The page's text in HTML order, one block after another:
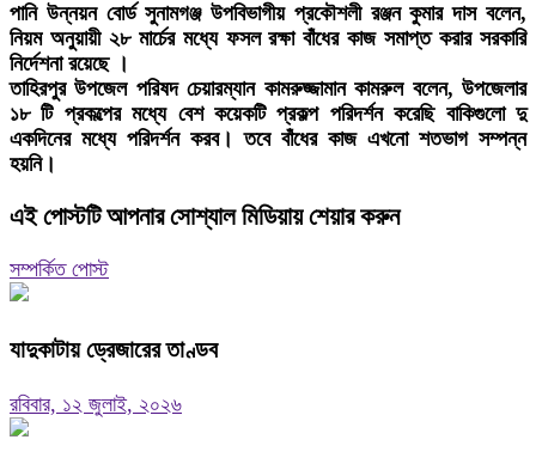
পানি উন্নয়ন বোর্ড সুনামগঞ্জ উপবিভাগীয় প্রকৌশলী রঞ্জন কুমার দাস বলেন,
নিয়ম অনুয়ায়ী ২৮ মার্চের মধ্যে ফসল রক্ষা বাঁধের কাজ সমাপ্ত করার সরকারি
নির্দেশনা রয়েছে ।
তাহিরপুর উপজেল পরিষদ চেয়ারম্যান কামরুজ্জামান কামরুল বলেন, উপজেলার
১৮ টি প্রকল্পের মধ্যে বেশ কয়েকটি প্রকল্প পরিদর্শন করেছি বাকিগুলো দু
একদিনের মধ্যে পরিদর্শন করব। তবে বাঁধের কাজ এখনো শতভাগ সম্পন্ন
হয়নি।
এই পোস্টটি আপনার সোশ্যাল মিডিয়ায় শেয়ার করুন
সম্পর্কিত পোস্ট
যাদুকাটায় ড্রেজারের তাণ্ডব
রবিবার, ১২ জুলাই, ২০২৬